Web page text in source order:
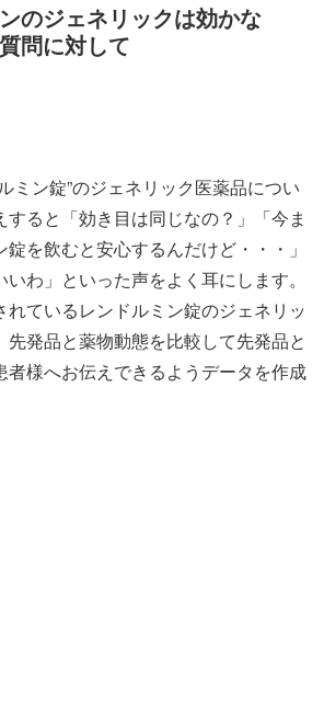
のジェネリックは効かな
問に対して
ミン錠”のジェネリック医薬品につい
すると「効き目は同じなの？」「今ま
を飲むと安心するんだけど・・・」
いわ」といった声をよく耳にします。
れているレンドルミン錠のジェネリッ
先発品と薬物動態を比較して先発品と
者様へお伝えできるようデータを作成